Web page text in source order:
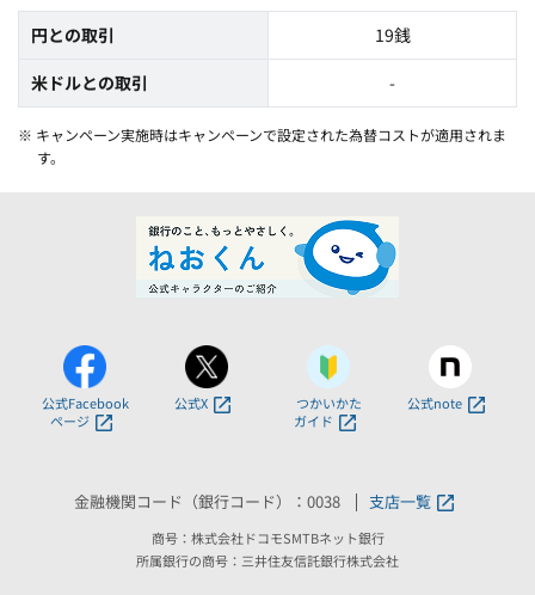
円との取引
19銭
米ドルとの取引
-
※ キャンペーン実施時はキャンペーンで設定された為替コストが適用されま
す。
公式Facebook
ページ
公式X
つかいかた
ガイド
公式note
金融機関コード（銀行コード）：0038 支店一覧
商号：株式会社ドコモSMTBネット銀行
所属銀行の商号：三井住友信託銀行株式会社